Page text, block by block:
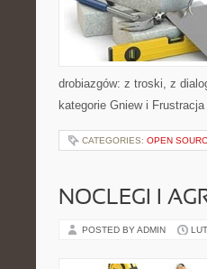
drobiazgów: z troski, z
kategorie Gniew i
CATEGORIES: OPEN
NOCLEGI I
POSTED BY ADMIN